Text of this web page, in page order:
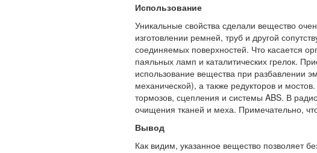
Использование
Уникальные свойства сделали вещество
изготовлении ремней, труб и другой
соединяемых поверхностей. Что касается
паяльных ламп и каталитических грелок.
использование вещества при разбавлении
механической), а также редукторов и
тормозов, сцепления и системы ABS. В
очищения тканей и меха. Примечательно,
Вывод
Как видим, указанное вещество позволяет